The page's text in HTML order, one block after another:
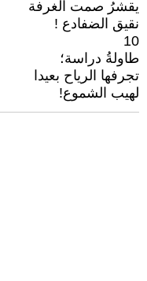
يقشرُ صمت الغرفة
نقيق الضفادع !
10
طاولةُ دراسة؛
تجرفها الرياح بعيدا
لهيب الشموع!